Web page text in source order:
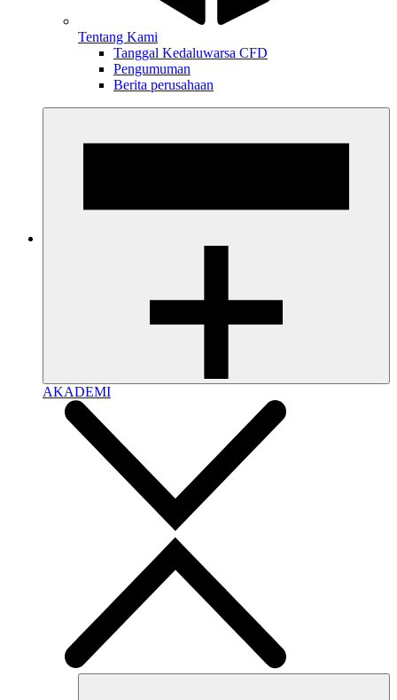
Tentang Kami
Tanggal Kedaluwarsa CFD
Pengumuman
Berita perusahaan
AKADEMI